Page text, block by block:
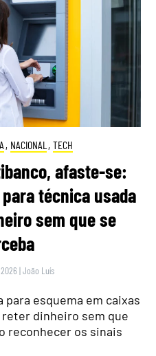
, NACIONAL , TECH
afaste-se:
técnica usada
sem que se
|João Luís
para esquema em caixas
dinheiro sem que
reconhecer os sinais